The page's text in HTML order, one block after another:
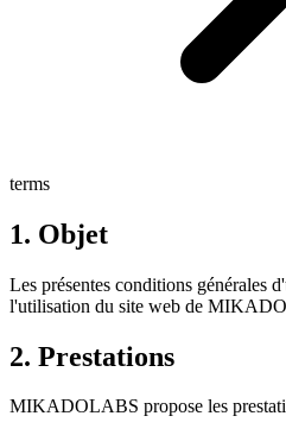
terms
1. Objet
Les présentes conditions générales
l'utilisation du site web de
2. Prestations
MIKADOLABS propose les